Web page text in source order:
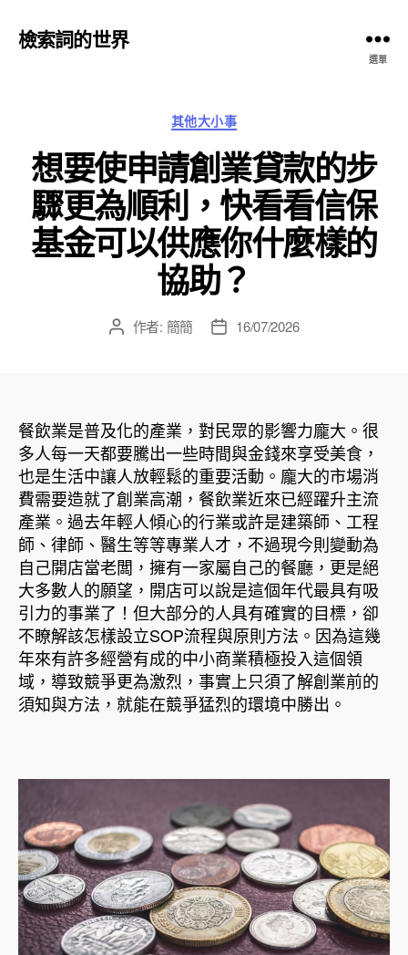
檢索詞的世界
選單
分
類
其他大小事
想要使申請創業貸款的步
驟更為順利，快看看信保
基金可以供應你什麼樣的
協助？
文 作者: 簡簡
文
期
16/07/2026
餐飲業是普及化的產業，對民眾的影響力龐大。很
多人每一天都要騰出一些時間與金錢來享受美食，
也是生活中讓人放輕鬆的重要活動。龐大的市場消
費需要造就了創業高潮，餐飲業近來已經躍升主流
產業。過去年輕人傾心的行業或許是建築師、工程
師、律師、醫生等等專業人才，不過現今則變動為
自己開店當老闆，擁有一家屬自己的餐廳，更是絕
大多數人的願望，開店可以說是這個年代最具有吸
引力的事業了！但大部分的人具有確實的目標，卻
不瞭解該怎樣設立SOP流程與原則方法。因為這幾
年來有許多經營有成的中小商業積極投入這個領
域，導致競爭更為激烈，事實上只須了解創業前的
須知與方法，就能在競爭猛烈的環境中勝出。